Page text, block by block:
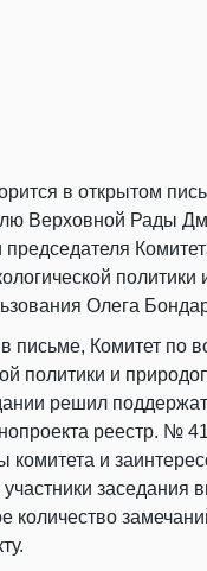
в открытом
Верховной Рады
председателя
политики
Олега
в письме, Комитет по
политики и
решил
реестр. №
комитета и
заседания
количество